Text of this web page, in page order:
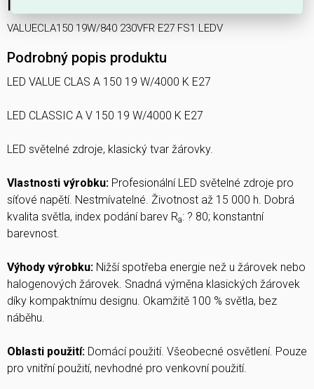
VALUECLA150 19W/840 230VFR E27 FS1 LEDV
Podrobný popis produktu
LED VALUE CLAS A 150 19 W/4000 K E27
LED CLASSIC A V 150 19 W/4000 K E27
LED světelné zdroje, klasický tvar žárovky.
Vlastnosti výrobku: Profesionální LED světelné zdroje pro
síťové napětí. Nestmívatelné. Životnost až 15 000 h. Dobrá
kvalita světla, index podání barev Ra: ? 80; konstantní
barevnost.
Výhody výrobku: Nižší spotřeba energie než u žárovek nebo
halogenových žárovek. Snadná výměna klasických žárovek
díky kompaktnímu designu. Okamžitě 100 % světla, bez
náběhu.
Oblasti použití: Domácí použití. Všeobecné osvětlení. Pouze
pro vnitřní použití, nevhodné pro venkovní použití.